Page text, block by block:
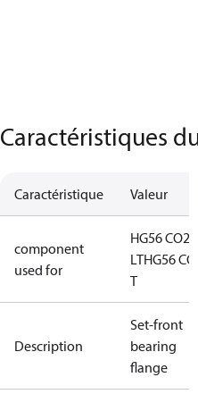
Caractéristiques
Caractéristique Valeur
component
used for
HG56 CO2
LTHG56 CO2
T
Description
Set-front
bearing
flange